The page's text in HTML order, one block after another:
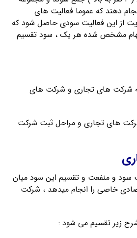
دهند که عموما فعالیت های
از این فعالیت سودی حاصل شود که
مشخص شده هر یک ، سود تقسیم
کل به ۲ دسته شرکت های تجاری و شرکت های
شرکت های تجاری و مراحل ثبت شرکت
سود و منفعت و تقسیم این سود میان
خاصی را انجام میدهد ، شرکت
زیر تقسیم می شود :